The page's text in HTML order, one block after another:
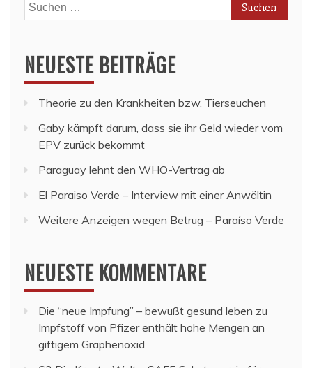
Suchen
nach:
NEUESTE BEITRÄGE
Theorie zu den Krankheiten bzw. Tierseuchen
Gaby kämpft darum, dass sie ihr Geld wieder vom
EPV zurück bekommt
Paraguay lehnt den WHO-Vertrag ab
El Paraiso Verde – Interview mit einer Anwältin
Weitere Anzeigen wegen Betrug – Paraíso Verde
NEUESTE KOMMENTARE
Die “neue Impfung” – bewußt gesund leben zu
Impfstoff von Pfizer enthält hohe Mengen an
giftigem Graphenoxid